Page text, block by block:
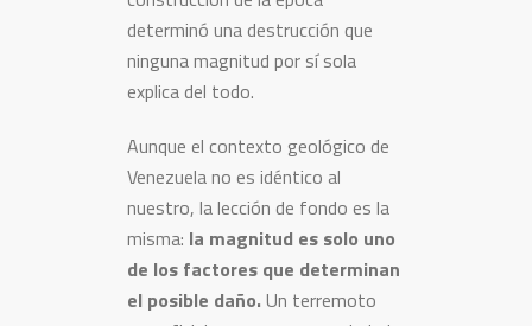
determinó una destrucción que
ninguna magnitud por sí sola
explica del todo.
Aunque el contexto geológico de
Venezuela no es idéntico al
nuestro, la lección de fondo es la
misma: la magnitud es solo uno
de los factores que determinan
el posible daño. Un terremoto